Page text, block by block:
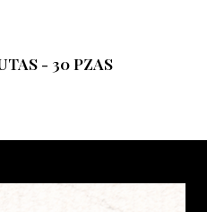
- 30 PZAS